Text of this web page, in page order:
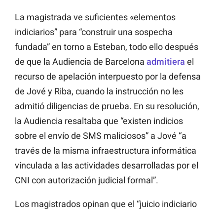
La magistrada ve suficientes «elementos
indiciarios” para “construir una sospecha
fundada” en torno a Esteban, todo ello después
de que la Audiencia de Barcelona admitiera el
recurso de apelación interpuesto por la defensa
de Jové y Riba, cuando la instrucción no les
admitió diligencias de prueba. En su resolución,
la Audiencia resaltaba que “existen indicios
sobre el envío de SMS maliciosos” a Jové “a
través de la misma infraestructura informática
vinculada a las actividades desarrolladas por el
CNI con autorización judicial formal”.
Los magistrados opinan que el “juicio indiciario